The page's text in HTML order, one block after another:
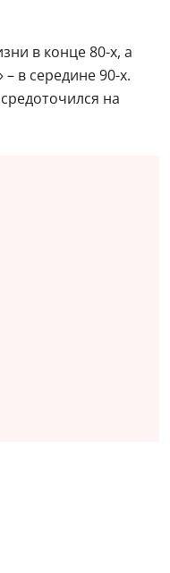
в конце 80-х, а
в середине 90-х.
на